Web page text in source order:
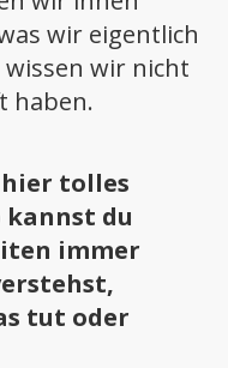
wir eigentlich
wir nicht
haben.
tolles
kannst du
immer
tut oder